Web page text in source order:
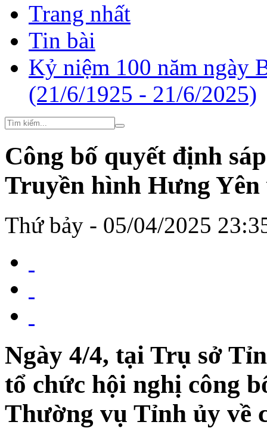
Trang nhất
Tin bài
Kỷ niệm 100 năm ngày
(21/6/1925 - 21/6/2025)
Công bố quyết định
Truyền hình Hưng Yên
Thứ bảy - 05/04/2025
Ngày 4/4, tại Trụ sở
tổ chức hội nghị công
Thường vụ Tỉnh ủy về